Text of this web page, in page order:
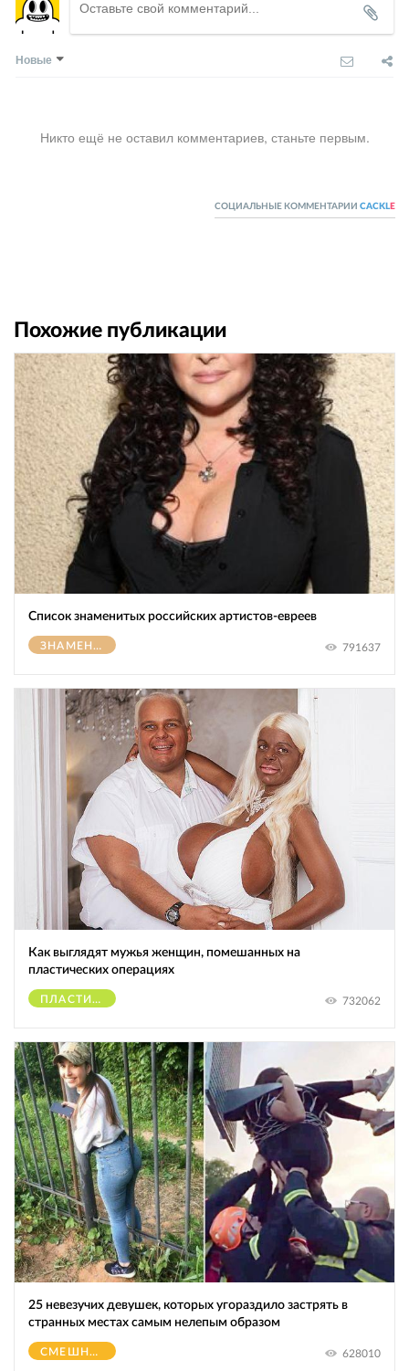
Новые
Никто ещё не оставил комментариев, станьте первым.
СОЦИАЛЬНЫЕ КОММЕНТАРИИ CACKL E
Похожие публикации
Список знаменитых российских артистов-евреев
ЗНАМЕНИТОСТИ 791637
Как выглядят мужья женщин, помешанных на
пластических операциях
ПЛАСТИЧЕСКИЕ ОПЕРАЦИИ 732062
25 невезучих девушек, которых угораздило застрять в
странных местах самым нелепым образом
СМЕШНОЕ 628010